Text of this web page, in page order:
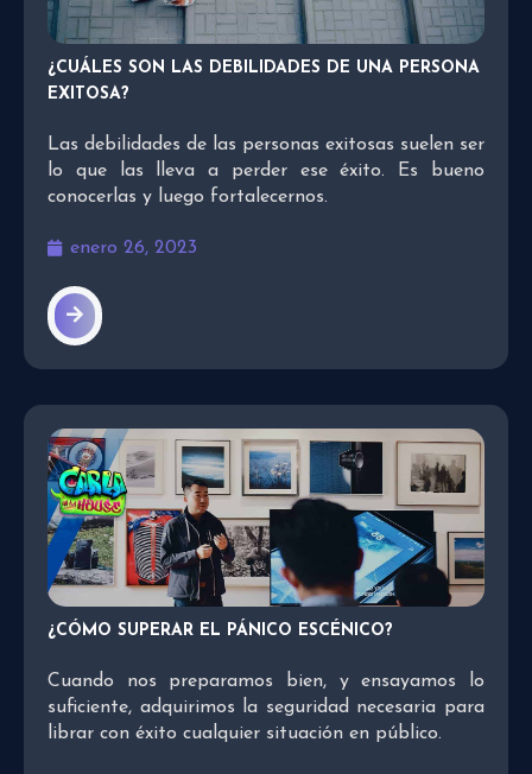
¿CUÁLES SON LAS DEBILIDADES DE UNA PERSONA
EXITOSA?
Las debilidades de las personas exitosas suelen ser
lo que las lleva a perder ese éxito. Es bueno
conocerlas y luego fortalecernos.
enero 26, 2023
¿CÓMO SUPERAR EL PÁNICO ESCÉNICO?
Cuando nos preparamos bien, y ensayamos lo
suficiente, adquirimos la seguridad necesaria para
librar con éxito cualquier situación en público.